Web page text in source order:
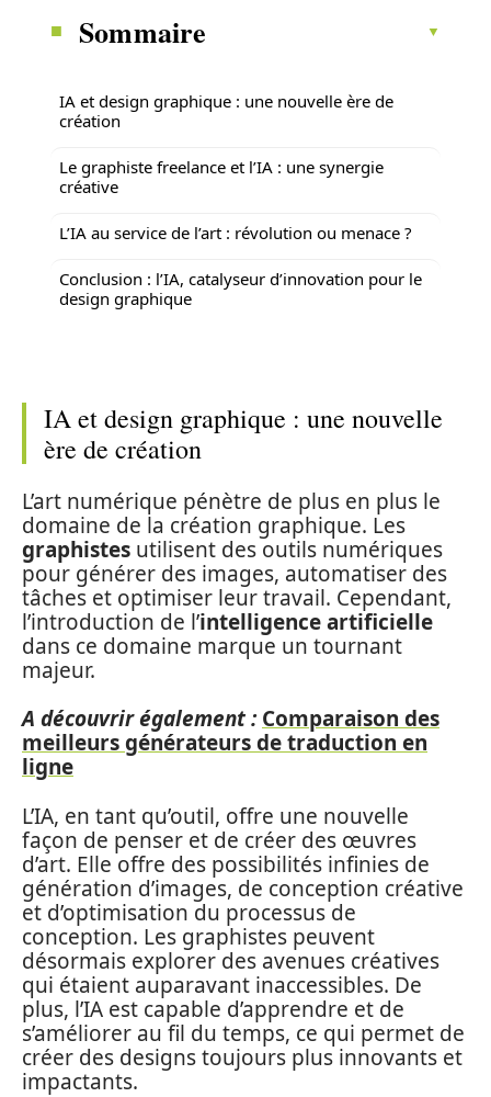
Sommaire
IA et design graphique : une nouvelle ère de
création
Le graphiste freelance et l’IA : une synergie
créative
L’IA au service de l’art : révolution ou menace ?
Conclusion : l’IA, catalyseur d’innovation pour le
design graphique
IA et design graphique : une nouvelle
ère de création
L’art numérique pénètre de plus en plus le
domaine de la création graphique. Les
graphistes utilisent des outils numériques
pour générer des images, automatiser des
tâches et optimiser leur travail. Cependant,
l’introduction de l’intelligence artificielle
dans ce domaine marque un tournant
majeur.
A découvrir également : Comparaison des
meilleurs générateurs de traduction en
ligne
L’IA, en tant qu’outil, offre une nouvelle
façon de penser et de créer des œuvres
d’art. Elle offre des possibilités infinies de
génération d’images, de conception créative
et d’optimisation du processus de
conception. Les graphistes peuvent
désormais explorer des avenues créatives
qui étaient auparavant inaccessibles. De
plus, l’IA est capable d’apprendre et de
s’améliorer au fil du temps, ce qui permet de
créer des designs toujours plus innovants et
impactants.